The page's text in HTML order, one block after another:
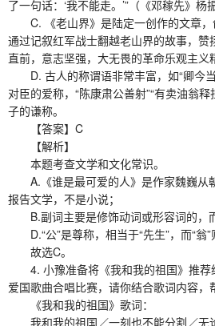
了一句话：‘我不能走。’”（《邓稼先》杨
C. 《老山界》是陆定一创作的文章，
通过记叙红军战士翻越老山界的故事，赞
直前，意志坚强，大无畏的革命乐观主义
D. 古人的称谓语非常丰富，如“卿今当
对臣的爱称，“陈康肃公善射”“有卖油翁释
子的谦称。
【答案】C
【解析】
本题考查文学和文化常识。
A.《谁是最可爱的人》是作家魏巍从
报告文学，不是小说；
B.副词主要是修饰动词或形容词的，而
D.“公”是尊称，相当于“先生”，而“翁”
故选C。
4. 小豫准备将《我和我的祖国》推荐
爱国歌曲合唱比赛，请你结合歌词内容，
《我和我的祖国》歌词：
我和我的祖国／一刻也不能分割／无